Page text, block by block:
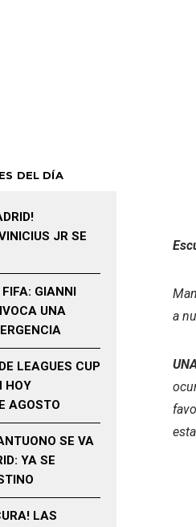
a
DEL DÍA
JR SE
GIANNI
UNA
LEAGUES CUP
HOY
AGOSTO
SE VA
YA SE
LAS